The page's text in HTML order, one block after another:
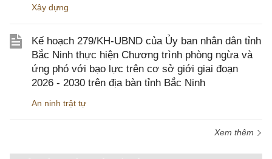
Xây dựng
Kế hoạch 279/KH-UBND của Ủy ban nhân dân tỉnh
Bắc Ninh thực hiện Chương trình phòng ngừa và
ứng phó với bạo lực trên cơ sở giới giai đoạn
2026 - 2030 trên địa bàn tỉnh Bắc Ninh
An ninh trật tự
Xem thêm